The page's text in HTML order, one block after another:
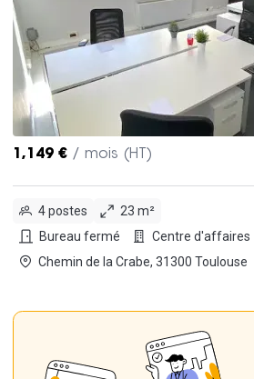
1,149 € / mois (HT)
4 postes
23 m²
Bureau fermé
Centre d'affaires
Chemin de la Crabe, 31300 Toulouse